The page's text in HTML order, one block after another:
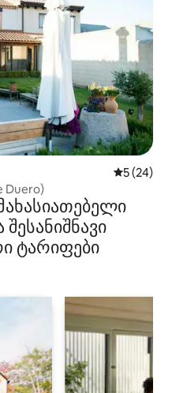
საშუალო
5 (24)
Duero)
ტარიფები